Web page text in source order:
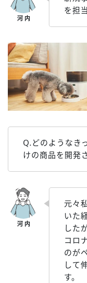
を担
Q.どのようなき
けの商品を開発
元々
いた
した
コロ
のが
して
す。